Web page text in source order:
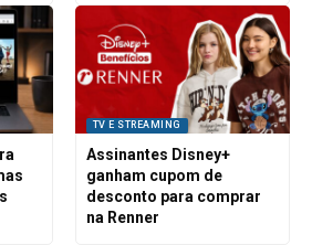
TV E STREAMING
Assinantes Disney+
ganham cupom de
desconto para comprar
na Renner